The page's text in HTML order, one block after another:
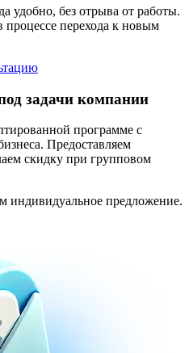
удобно, без отрыва от работы.
процессе перехода к новым
задачи компании
программе с
Предоставляем
скидку при групповом
индивидуальное предложение.